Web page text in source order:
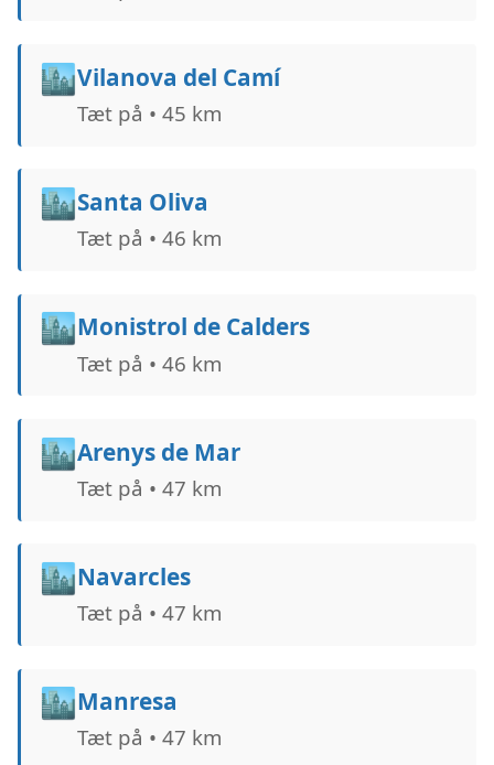
🏙️Vilanova del Camí
Tæt på • 45 km
🏙️Santa Oliva
Tæt på • 46 km
🏙️Monistrol de Calders
Tæt på • 46 km
🏙️Arenys de Mar
Tæt på • 47 km
🏙️Navarcles
Tæt på • 47 km
🏙️Manresa
Tæt på • 47 km